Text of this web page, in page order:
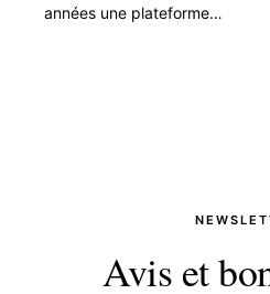
années une plateforme
Avis et